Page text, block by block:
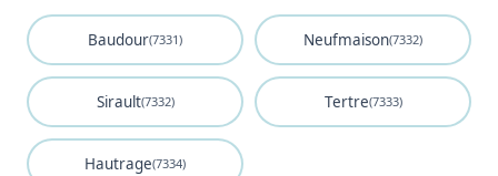
Baudour(7331) Neufmaison(7332)
Sirault(7332) Tertre(7333)
Hautrage(7334)